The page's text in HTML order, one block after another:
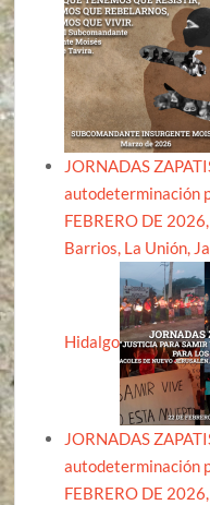
JORNADAS
autodeterminación
FEBRERO DE
Barrios, La Unión,
Hidalgo
JORNADAS
autodeterminación
FEBRERO DE